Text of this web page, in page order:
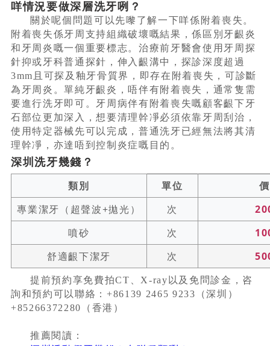
咩情況要做深層洗牙咧？
關於呢個問題可以先嚟了解一下咩係附着喪失。
附着喪失係牙周支持組織破壞嘅結果，係區別牙齦炎
和牙周炎嘅一個重要標志。治療前牙醫會使用牙周探
針抑或牙科普通探針，伸入齦溝中，探診深度超過
3mm且可探及釉牙骨質界，即存在附着喪失，可診斷
為牙周炎。單純牙齦炎，唔伴有附着喪失，通常隻需
要進行洗牙即可。牙周病伴有附着喪失嘅顧客齦下牙
石部位更加深入，想要清理幹凈必須依靠牙周刮治，
使用特定器械先可以完成，普通洗牙已經無法將其清
理幹凈，亦達唔到控制炎症嘅目的。
深圳洗牙幾錢？
類別 單位
專業潔牙（超聲波+拋光）
次
噴砂
次
舒適齦下潔牙
次
提前預約享免費拍CT X-ray 以及免問診金， 咨
詢和預約可以聯絡： +86139 2465 9233 （深圳）
+85266372280 （香港）
推薦閱讀：